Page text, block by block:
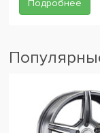
Подробнее